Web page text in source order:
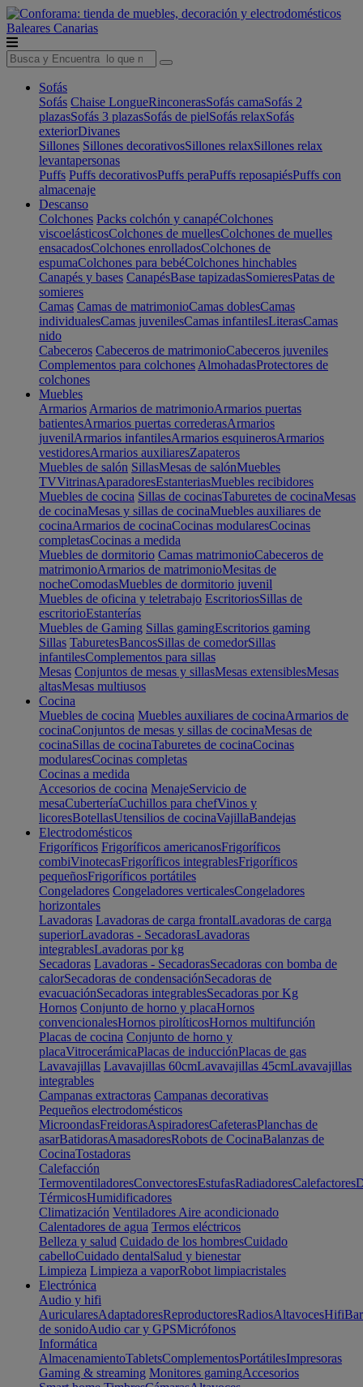
Baleares Canarias
Sofás
Sofás Chaise LongueRinconerasSofás camaSofás 2
plazasSofás 3 plazasSofás de pielSofás relaxSofás
exteriorDivanes
Sillones Sillones decorativosSillones relaxSillones relax
levantapersonas
Puffs Puffs decorativosPuffs peraPuffs reposapiésPuffs con
almacenaje
Descanso
Colchones Packs colchón y canapéColchones
viscoelásticosColchones de muellesColchones de muelles
ensacadosColchones enrolladosColchones de
espumaColchones para bebéColchones hinchables
Canapés y bases CanapésBase tapizadasSomieresPatas de
somieres
Camas Camas de matrimonioCamas doblesCamas
individualesCamas juvenilesCamas infantilesLiterasCamas
nido
Cabeceros Cabeceros de matrimonioCabeceros juveniles
Complementos para colchones AlmohadasProtectores de
colchones
Muebles
Armarios Armarios de matrimonioArmarios puertas
batientesArmarios puertas correderasArmarios
juvenilArmarios infantilesArmarios esquinerosArmarios
vestidoresArmarios auxiliaresZapateros
Muebles de salón SillasMesas de salónMuebles
TVVitrinasAparadoresEstanteriasMuebles recibidores
Muebles de cocina Sillas de cocinasTaburetes de cocinaMesas
de cocinaMesas y sillas de cocinaMuebles auxiliares de
cocinaArmarios de cocinaCocinas modularesCocinas
completasCocinas a medida
Muebles de dormitorio Camas matrimonioCabeceros de
matrimonioArmarios de matrimonioMesitas de
nocheComodasMuebles de dormitorio juvenil
Muebles de oficina y teletrabajo EscritoriosSillas de
escritorioEstanterías
Muebles de Gaming Sillas gamingEscritorios gaming
Sillas TaburetesBancosSillas de comedorSillas
infantilesComplementos para sillas
Mesas Conjuntos de mesas y sillasMesas extensiblesMesas
altasMesas multiusos
Cocina
Muebles de cocina Muebles auxiliares de cocinaArmarios de
cocinaConjuntos de mesas y sillas de cocinaMesas de
cocinaSillas de cocinaTaburetes de cocinaCocinas
modularesCocinas completas
Cocinas a medida
Accesorios de cocina MenajeServicio de
mesaCuberteríaCuchillos para chefVinos y
licoresBotellasUtensilios de cocinaVajillaBandejas
Electrodomésticos
Frigoríficos Frigoríficos americanosFrigoríficos
combiVinotecasFrigoríficos integrablesFrigoríficos
pequeñosFrigoríficos portátiles
Congeladores Congeladores verticalesCongeladores
horizontales
Lavadoras Lavadoras de carga frontalLavadoras de carga
superiorLavadoras - SecadorasLavadoras
integrablesLavadoras por kg
Secadoras Lavadoras - SecadorasSecadoras con bomba de
calorSecadoras de condensaciónSecadoras de
evacuaciónSecadoras integrablesSecadoras por Kg
Hornos Conjunto de horno y placaHornos
convencionalesHornos pirolíticosHornos multifunción
Placas de cocina Conjunto de horno y
placaVitrocerámicaPlacas de inducciónPlacas de gas
Lavavajillas Lavavajillas 60cmLavavajillas 45cmLavavajillas
integrables
Campanas extractoras Campanas decorativas
Pequeños electrodomésticos
MicroondasFreidorasAspiradoresCafeterasPlanchas de
asarBatidorasAmasadoresRobots de CocinaBalanzas de
CocinaTostadoras
Calefacción
TermoventiladoresConvectoresEstufasRadiadoresCalefactores
TérmicosHumidificadores
Climatización Ventiladores Aire acondicionado
Calentadores de agua Termos eléctricos
Belleza y salud Cuidado de los hombresCuidado
cabelloCuidado dentalSalud y bienestar
Limpieza Limpieza a vaporRobot limpiacristales
Electrónica
Audio y hifi
AuricularesAdaptadoresReproductoresRadiosAltavocesHifi
de sonidoAudio car y GPSMicrófonos
Informática
AlmacenamientoTabletsComplementosPortátilesImpresoras
Gaming & streaming Monitores gamingAccesorios